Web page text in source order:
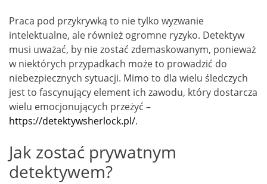
Praca pod przykrywką to nie tylko wyzwanie
intelektualne, ale również ogromne ryzyko. Detektyw
musi uważać, by nie zostać zdemaskowanym, ponieważ
w niektórych przypadkach może to prowadzić do
niebezpiecznych sytuacji. Mimo to dla wielu śledczych
jest to fascynujący element ich zawodu, który dostarcza
wielu emocjonujących przeżyć –
https://detektywsherlock.pl/.
Jak zostać prywatnym
detektywem?